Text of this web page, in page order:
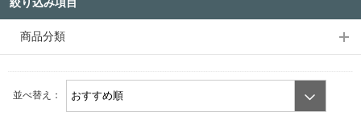
商品分類
並べ替え：